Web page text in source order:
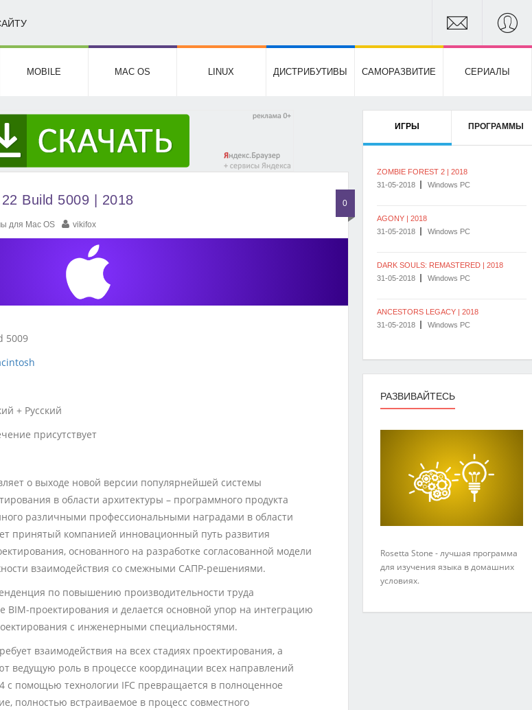
MOBILE MAC OS LINUX ДИСТРИБУТИВЫ САМОРАЗВИТИЕ СЕРИАЛЫ
Build 5009 | 2018 0
для Mac OS vikifox
5009
+ Русский
присутствует
о выходе новой версии популярнейшей системы
в области архитектуры – программного продукта
различными профессиональными наградами в области
принятый компанией инновационный путь развития
основанного на разработке согласованной модели
взаимодействия со смежными САПР-решениями.
по повышению производительности труда
BIM-проектирования и делается основной упор на интеграцию
с инженерными специальностями.
взаимодействия на всех стадиях проектирования, а
ведущую роль в процессе координации всех направлений
с помощью технологии IFC превращается в полноценное
полностью встраиваемое в процесс совместного
ИГРЫ ПРОГРАММЫ
ZOMBIE FOREST 2 | 2018
31-05-2018
Windows PC
AGONY | 2018
31-05-2018
Windows PC
DARK SOULS: REMASTERED | 2018
31-05-2018
Windows PC
ANCESTORS LEGACY | 2018
31-05-2018
Windows PC
РАЗВИВАЙТЕСЬ
Rosetta Stone - лучшая программа
для изучения языка в домашних
условиях.